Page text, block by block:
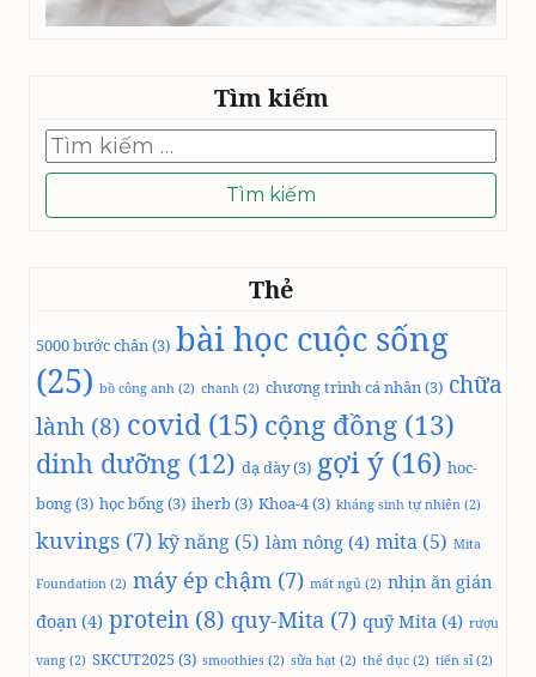
Tìm kiếm
Tìm
kiếm
cho:
Thẻ
5000 bước chân(3) bài học cuộc sống
(25) bồ công anh (2) chanh (2) chương trình cá nhân(3) chữa
lành (8) covid (15) cộng đồng (13)
dinh dưỡng (12) dạ dày(3) gợi ý (16) hoc-
bong(3) học bổng(3) iherb(3) Khoa-4(3) kháng sinh tự nhiên (2)
kuvings (7) kỹ năng (5) làm nông (4) mita (5) Mita
Foundation (2) máy ép chậm (7) mất ngủ (2) nhịn ăn gián
đoạn (4) protein (8) quy-Mita (7) quỹ Mita (4) rượu
vang (2) SKCUT2025(3) smoothies (2) sữa hạt (2) thể dục (2) tiến sĩ(2)